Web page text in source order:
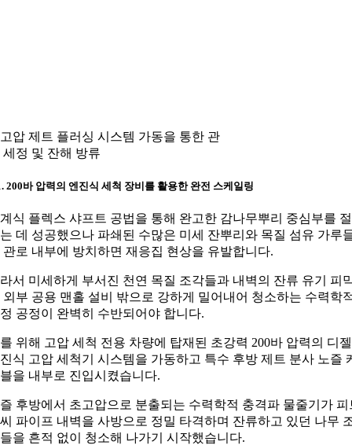
압 제트 플러싱 시스템 가동을 통한 관
세정 및 잔해 방류
200바 압력의 엔진식 세척 장비를 활용한 완전 스케일링
식 플렉스 샤프트 공법을 통해 완고한 감나무뿌리 중심부를
데 성공했으나 파쇄된 수많은 미세 잔뿌리와 목질 섬유 가루
관로 내부에 방치하면 재응집 현상을 유발합니다.
서 미세하게 부서진 천연 목질 조각들과 내벽의 잔류 유기 피
외부 공용 맨홀 설비 밖으로 강하게 밀어내어 청소하는 수력학
공정이 완벽히 수반되어야 합니다.
위해 고압 세척 전용 차량에 탑재된 초강력 200바 압력의 디젤
식 고압 세척기 시스템을 가동하고 특수 후방 제트 분사 노즐
을 내부로 진입시켰습니다.
후방에서 초고압으로 분출되는 수력학적 충격파 물줄기가 피
파이프 내벽을 사방으로 정밀 타격하며 잔류하고 있던 나무
을 흔적 없이 청소해 나가기 시작했습니다.